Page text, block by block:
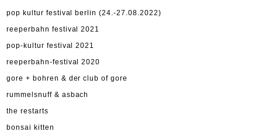
pop kultur festival berlin (24.-27.08.2022)
reeperbahn festival 2021
pop-kultur festival 2021
reeperbahn-festival 2020
gore + bohren & der club of gore
rummelsnuff & asbach
the restarts
bonsai kitten